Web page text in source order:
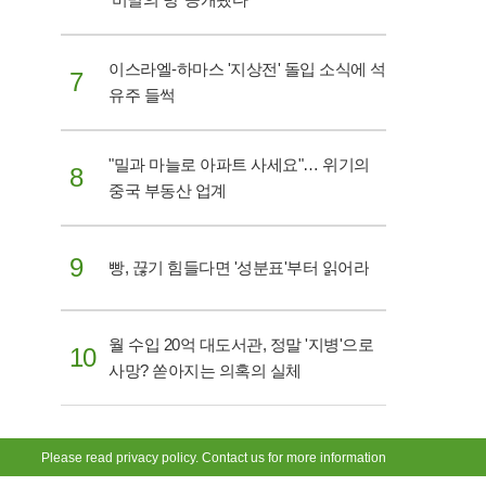
7
이스라엘-하마스 '지상전' 돌입 소식에 석
유주 들썩
8
"밀과 마늘로 아파트 사세요"… 위기의
중국 부동산 업계
9 빵, 끊기 힘들다면 '성분표'부터 읽어라
10
월 수입 20억 대도서관, 정말 '지병'으로
사망? 쏟아지는 의혹의 실체
Please read privacy policy. Contact us for more information